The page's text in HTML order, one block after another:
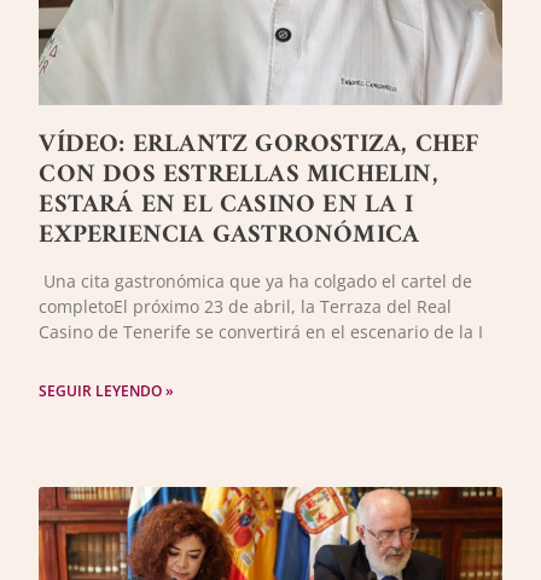
VÍDEO: ERLANTZ GOROSTIZA, CHEF
CON DOS ESTRELLAS MICHELIN,
ESTARÁ EN EL CASINO EN LA I
EXPERIENCIA GASTRONÓMICA
Una cita gastronómica que ya ha colgado el cartel de
completoEl próximo 23 de abril, la Terraza del Real
Casino de Tenerife se convertirá en el escenario de la I
SEGUIR LEYENDO »